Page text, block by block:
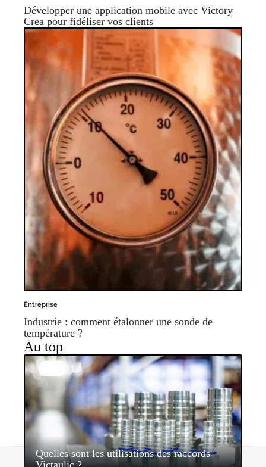
Développer une application mobile avec Victory
Crea pour fidéliser vos clients
Entreprise
Industrie : comment étalonner une sonde de
température ?
Au top
Quelles sont les utilisations des raccords
Contact Mentions légales Sitemap